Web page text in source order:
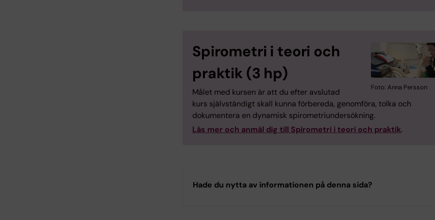
Foto: Anna Persson
Spirometri i teori och
praktik (3 hp)
Målet med kursen är att du efter avslutad
kurs självständigt skall kunna förbereda, genomföra, tolka och
dokumentera en dynamisk spirometriundersökning.
Läs mer och anmäl dig till Spirometri i teori och praktik.
Hade du nytta av informationen på denna sida?